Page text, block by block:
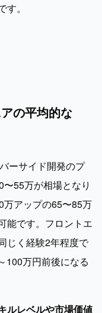
。
の平均的な
ーサイド開発のプ
55万が相場となり
万アップの65〜85万
能です。フロントエ
じく経験2年程度で
100万円前後になる
ルレベルや市場価値